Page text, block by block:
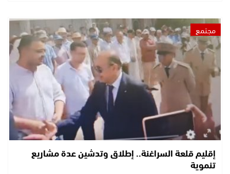
مجتمع
إقليم قلعة السراغنة.. إطلاق وتدشين عدة مشاريع
تنموية